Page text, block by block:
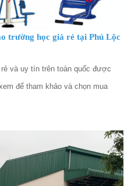
trường học giá rẻ tại Phú Lộc
và uy tín trên toàn quốc được
để tham khảo và chọn mua